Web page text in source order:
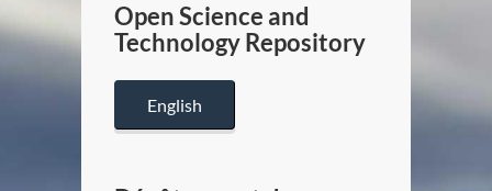
Canada
Open Science and
Technology Repository
English